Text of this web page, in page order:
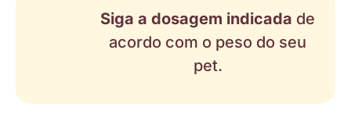
Siga a dosagem indicada de
acordo com o peso do seu
pet.